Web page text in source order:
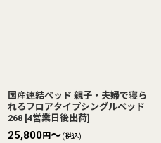
国産連結ベッド 親子・夫婦で寝ら
れるフロアタイプシングルベッド
268 [4営業日後出荷]
25,800円～(税込)